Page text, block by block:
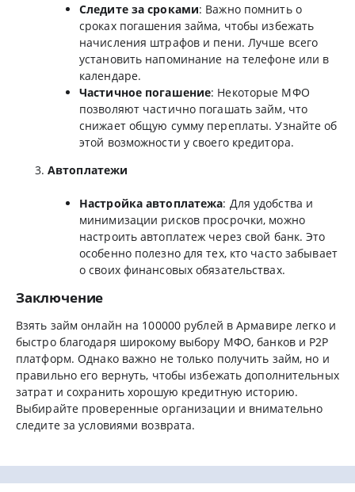
Следите за сроками: Важно помнить о
сроках погашения займа, чтобы избежать
начисления штрафов и пени. Лучше всего
установить напоминание на телефоне или в
календаре.
Частичное погашение: Некоторые МФО
позволяют частично погашать займ, что
снижает общую сумму переплаты. Узнайте об
этой возможности у своего кредитора.
Автоплатежи
Настройка автоплатежа: Для удобства и
минимизации рисков просрочки, можно
настроить автоплатеж через свой банк. Это
особенно полезно для тех, кто часто забывает
о своих финансовых обязательствах.
Заключение
Взять займ онлайн на 100000 рублей в Армавире легко и
быстро благодаря широкому выбору МФО, банков и P2P
платформ. Однако важно не только получить займ, но и
правильно его вернуть, чтобы избежать дополнительных
затрат и сохранить хорошую кредитную историю.
Выбирайте проверенные организации и внимательно
следите за условиями возврата.